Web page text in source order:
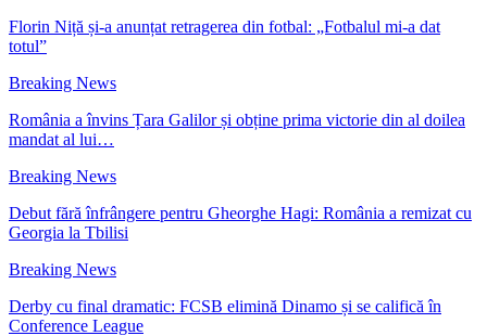
Florin Niță și-a anunțat retragerea din fotbal: „Fotbalul mi-a dat
totul”
Breaking News
România a învins Țara Galilor și obține prima victorie din al doilea
mandat al lui…
Breaking News
Debut fără înfrângere pentru Gheorghe Hagi: România a remizat cu
Georgia la Tbilisi
Breaking News
Derby cu final dramatic: FCSB elimină Dinamo și se califică în
Conference League